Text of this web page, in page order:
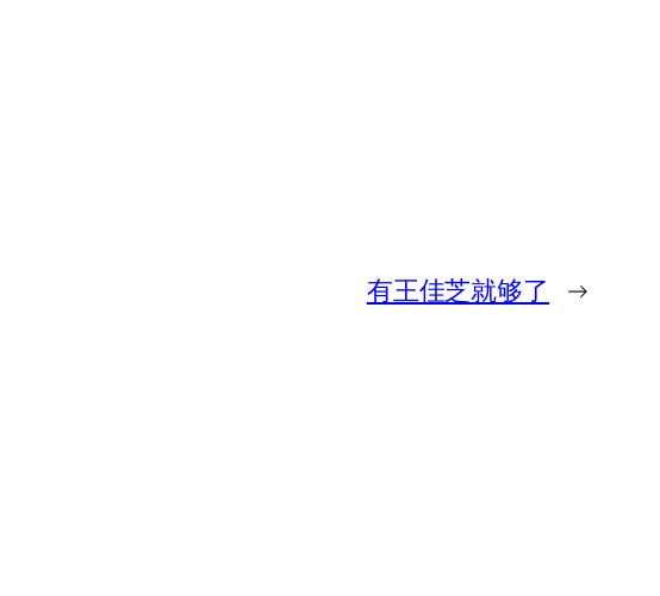
有王佳芝就够了 →